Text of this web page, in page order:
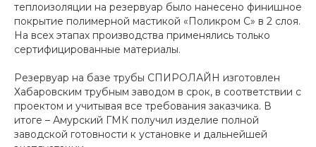
теплоизоляции на резервуар было нанесено финишное
покрытие полимерной мастикой «Поликром С» в 2 слоя.
На всех этапах производства применялись только
сертифицированные материалы.
Резервуар на базе трубы СПИРОЛАЙН изготовлен
Хабаровским трубным заводом в срок, в соответствии с
проектом и учитывая все требования заказчика. В
итоге – Амурский ГМК получил изделие полной
заводской готовности к установке и дальнейшей